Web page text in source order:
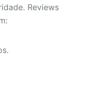
Reviews